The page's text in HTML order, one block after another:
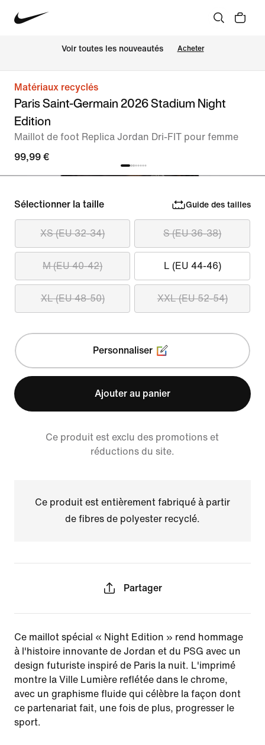
Voir toutes les nouveautés Acheter
Matériaux recyclés
Paris Saint-Germain 2026 Stadium Night
Edition
Maillot de foot Replica Jordan Dri-FIT pour femme
99,99 €
Sélectionner la taille Guide des tailles
XS (EU 32-34) S (EU 36-38)
M (EU 40-42) L (EU 44-46)
XL (EU 48-50) XXL (EU 52-54)
Personnaliser
Ajouter au panier
Ce produit est exclu des promotions et
réductions du site.
Ce produit est entièrement fabriqué à partir
de fibres de polyester recyclé.
Partager
Ce maillot spécial « Night Edition » rend hommage
à l'histoire innovante de Jordan et du PSG avec un
design futuriste inspiré de Paris la nuit. L'imprimé
montre la Ville Lumière reflétée dans le chrome,
avec un graphisme fluide qui célèbre la façon dont
ce partenariat fait, une fois de plus, progresser le
sport.